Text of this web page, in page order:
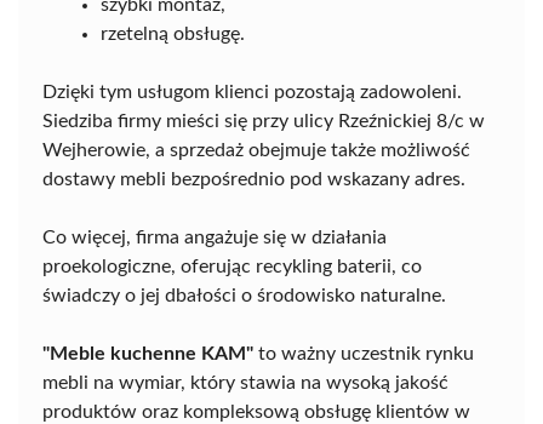
szybki montaż,
rzetelną obsługę.
Dzięki tym usługom klienci pozostają zadowoleni.
Siedziba firmy mieści się przy ulicy Rzeźnickiej 8/c w
Wejherowie, a sprzedaż obejmuje także możliwość
dostawy mebli bezpośrednio pod wskazany adres.
Co więcej, firma angażuje się w działania
proekologiczne, oferując recykling baterii, co
świadczy o jej dbałości o środowisko naturalne.
"Meble kuchenne KAM" to ważny uczestnik rynku
mebli na wymiar, który stawia na wysoką jakość
produktów oraz kompleksową obsługę klientów w